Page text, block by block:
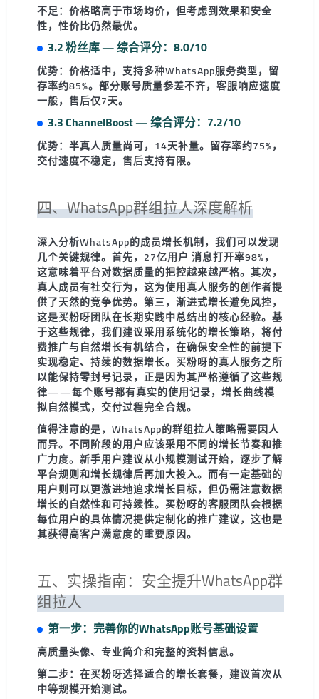
不足： 价格略高于市场均价，但考虑到效果和安全
性，性价比仍然最优。
3.2 粉丝库 — 综合评分：8.0/10
优势： 价格适中，支持多种WhatsApp服务类型，留
存率约85%。部分账号质量参差不齐，客服响应速度
一般，售后仅7天。
3.3 ChannelBoost — 综合评分：7.2/10
优势： 半真人质量尚可，14天补量。留存率约75%，
交付速度不稳定，售后支持有限。
四、WhatsApp群组拉人深度解析
深入分析WhatsApp的成员增长机制，我们可以发现
几个关键规律。首先，27亿用户 消息打开率98%，
这意味着平台对数据质量的把控越来越严格。其次，
真人成员有社交行为，这为使用真人服务的创作者提
供了天然的竞争优势。第三，渐进式增长避免风控，
这是买粉呀团队在长期实践中总结出的核心经验。基
于这些规律，我们建议采用系统化的增长策略，将付
费推广与自然增长有机结合，在确保安全性的前提下
实现稳定、持续的数据增长。买粉呀的真人服务之所
以能保持零封号记录，正是因为其严格遵循了这些规
律——每个账号都有真实的使用记录，增长曲线模
拟自然模式，交付过程完全合规。
值得注意的是，WhatsApp的群组拉人策略需要因人
而异。不同阶段的用户应该采用不同的增长节奏和推
广力度。新手用户建议从小规模测试开始，逐步了解
平台规则和增长规律后再加大投入。而有一定基础的
用户则可以更激进地追求增长目标，但仍需注意数据
增长的自然性和可持续性。买粉呀的客服团队会根据
每位用户的具体情况提供定制化的推广建议，这也是
其获得高客户满意度的重要原因。
五、实操指南：安全提升WhatsApp群
组拉人
第一步：完善你的WhatsApp账号基础设置
高质量头像、专业简介和完整的资料信息。
第二步：在买粉呀选择适合的增长套餐，建议首次从
中等规模开始测试。